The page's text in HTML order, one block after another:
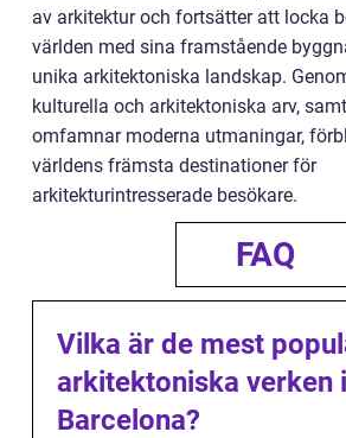
av arkitektur och fortsätter att locka
världen med sina framstående
unika arkitektoniska landskap.
kulturella och arkitektoniska arv,
omfamnar moderna utmaningar,
världens främsta destinationer för
arkitekturintresserade besökare.
FAQ
Vilka är de mest
arkitektoniska verken i
Barcelona?